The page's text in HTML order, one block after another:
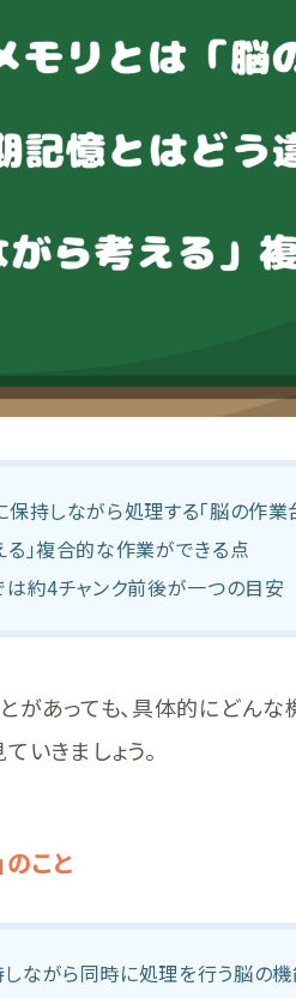
持しながら処理する「脳の作業
」複合的な作業ができる点
約4チャンク前後が一つの目安
があっても、具体的にどん
いきましょう。
こと
ながら同時に処理を行う脳の